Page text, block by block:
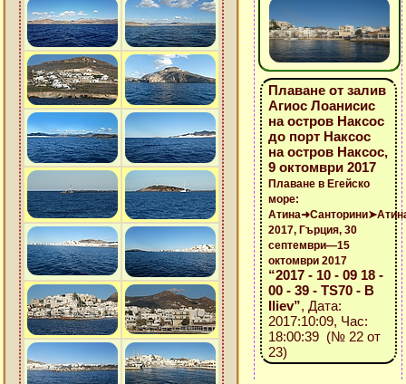
Плаване от залив
Агиос Лоанисис
на остров Наксос
до порт Наксос
на остров Наксос,
9 октомври 2017
Плаване в Егейско
море:
2017, Гърция, 30
септември—15
октомври 2017
“2017 - 10 - 09 18 -
00 - 39 - TS70 - B
Iliev”, Дата:
2017:10:09, Час:
18:00:39 (№ 22 от
23)